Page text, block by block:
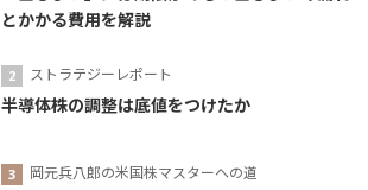
とかかる費用を解説
ストラテジーレポート
半導体株の調整は底値をつけたか
岡元兵八郎の米国株マスターへの道